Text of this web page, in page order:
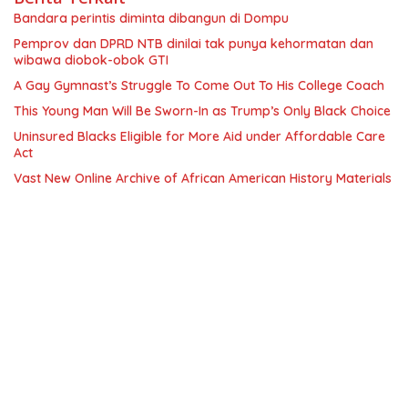
Bandara perintis diminta dibangun di Dompu
Pemprov dan DPRD NTB dinilai tak punya kehormatan dan
wibawa diobok-obok GTI
A Gay Gymnast’s Struggle To Come Out To His College Coach
This Young Man Will Be Sworn-In as Trump’s Only Black Choice
Uninsured Blacks Eligible for More Aid under Affordable Care
Act
Vast New Online Archive of African American History Materials